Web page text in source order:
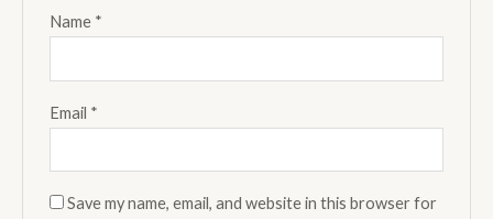
Name *
Email *
Save my name, email, and website in this browser for